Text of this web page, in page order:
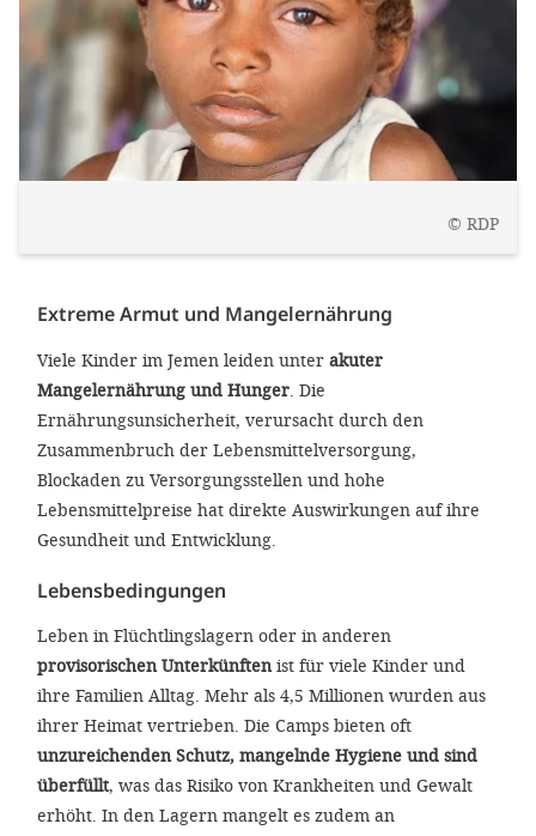
© RDP
Extreme Armut und Mangelernährung
Viele Kinder im Jemen leiden unter akuter
Mangelernährung und Hunger. Die
Ernährungsunsicherheit, verursacht durch den
Zusammenbruch der Lebensmittelversorgung,
Blockaden zu Versorgungsstellen und hohe
Lebensmittelpreise hat direkte Auswirkungen auf ihre
Gesundheit und Entwicklung.
Lebensbedingungen
Leben in Flüchtlingslagern oder in anderen
provisorischen Unterkünftenist für viele Kinder und
ihre Familien Alltag. Mehr als 4,5 Millionen wurden aus
ihrer Heimat vertrieben. Die Camps bieten oft
unzureichenden Schutz, mangelnde Hygiene und sind
überfüllt, was das Risiko von Krankheiten und Gewalt
erhöht. In den Lagern mangelt es zudem an